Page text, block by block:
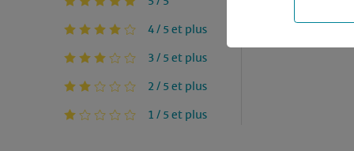
4 / 5 et plus
3 / 5 et plus
2 / 5 et plus
1 / 5 et plus